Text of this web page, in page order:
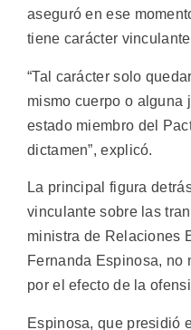
aseguró en ese
tiene carácter
“Tal carácter solo
mismo cuerpo o alguna
estado miembro del
dictamen”, explicó.
La principal figura
vinculante sobre las
ministra de Relaciones
Fernanda Espinosa, no
por el efecto de la
Espinosa, que presidió